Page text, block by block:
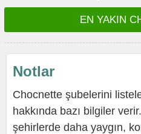
EN YAKIN
Notlar
Chocnette şubelerini
hakkında bazı bilgiler
şehirlerde daha yaygın,